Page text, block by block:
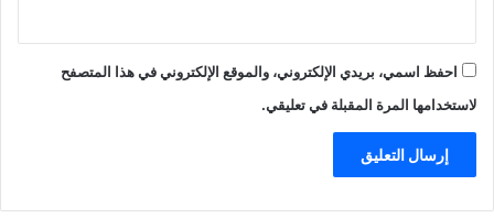
احفظ اسمي، بريدي الإلكتروني، والموقع الإلكتروني في هذا المتصفح
لاستخدامها المرة المقبلة في تعليقي.